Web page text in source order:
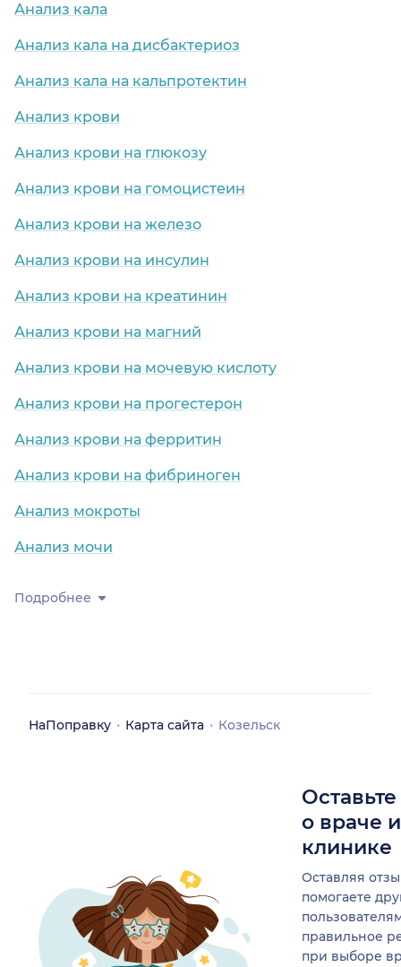
Анализ кала
Анализ кала на дисбактериоз
Анализ кала на кальпротектин
Анализ крови
Анализ крови на глюкозу
Анализ крови на гомоцистеин
Анализ крови на железо
Анализ крови на инсулин
Анализ крови на креатинин
Анализ крови на магний
Анализ крови на мочевую кислоту
Анализ крови на прогестерон
Анализ крови на ферритин
Анализ крови на фибриноген
Анализ мокроты
Анализ мочи
Подробнее
НаПоправку Карта сайта Козельск
о враче
клинике
Оставляя
помогаете
правильное
при выборе